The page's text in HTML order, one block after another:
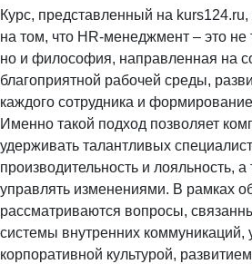
Курс, представленный на
на том, что HR-менеджмент – это не
но и философия, направленная на
благоприятной рабочей среды,
каждого сотрудника и
Именно такой подход позволяет
удерживать талантливых
производительность и лояльность,
управлять изменениями. В рамках
рассматриваются вопросы,
системы внутренних коммуникаций,
корпоративной культурой,